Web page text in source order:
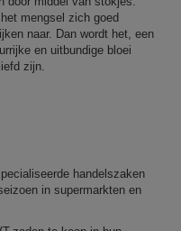
mengsel zich goed
naar. Dan wordt het, een
en uitbundige bloei
zijn.
handelszaken
in supermarkten en